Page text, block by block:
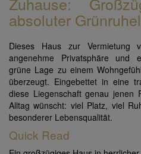
absoluter
Dieses Haus zur Vermietung
angenehme Privatsphäre und
grüne Lage zu einem
überzeugt. Eingebettet in eine
diese Liegenschaft genau jenen
Alltag wünscht: viel Platz, viel
besonderer Lebensqualität.
Quick Read